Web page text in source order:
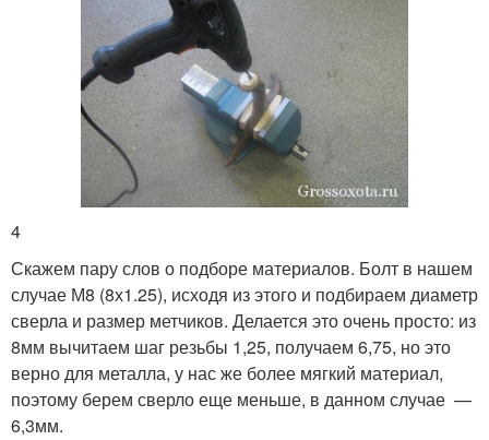
4
Скажем пару слов о подборе материалов. Болт в нашем
случае М8 (8х1.25), исходя из этого и подбираем диаметр
сверла и размер метчиков. Делается это очень просто: из
8мм вычитаем шаг резьбы 1,25, получаем 6,75, но это
верно для металла, у нас же более мягкий материал,
поэтому берем сверло еще меньше, в данном случае —
6,3мм.